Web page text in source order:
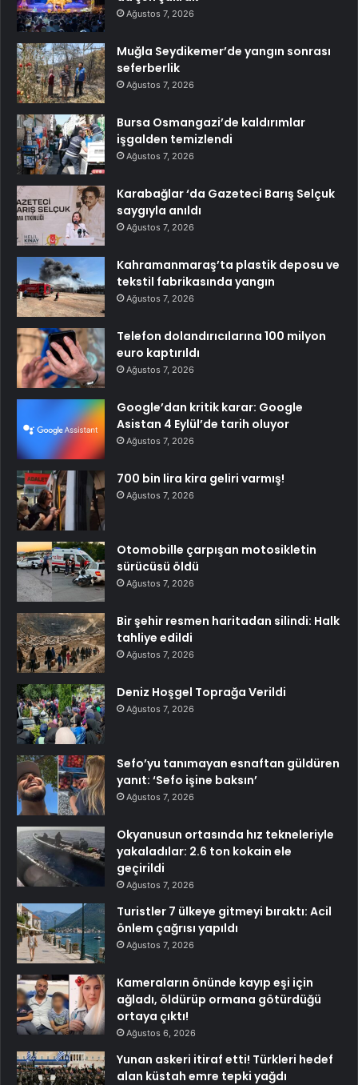
Ağustos 7, 2026
Muğla Seydikemer’de yangın sonrası
seferberlik
Ağustos 7, 2026
Bursa Osmangazi’de kaldırımlar
işgalden temizlendi
Ağustos 7, 2026
Karabağlar ‘da Gazeteci Barış Selçuk
saygıyla anıldı
Ağustos 7, 2026
Kahramanmaraş’ta plastik deposu ve
tekstil fabrikasında yangın
Ağustos 7, 2026
Telefon dolandırıcılarına 100 milyon
euro kaptırıldı
Ağustos 7, 2026
Google’dan kritik karar: Google
Asistan 4 Eylül’de tarih oluyor
Ağustos 7, 2026
700 bin lira kira geliri varmış!
Ağustos 7, 2026
Otomobille çarpışan motosikletin
sürücüsü öldü
Ağustos 7, 2026
Bir şehir resmen haritadan silindi: Halk
tahliye edildi
Ağustos 7, 2026
Deniz Hoşgel Toprağa Verildi
Ağustos 7, 2026
Sefo’yu tanımayan esnaftan güldüren
yanıt: ‘Sefo işine baksın’
Ağustos 7, 2026
Okyanusun ortasında hız tekneleriyle
yakaladılar: 2.6 ton kokain ele
geçirildi
Ağustos 7, 2026
Turistler 7 ülkeye gitmeyi bıraktı: Acil
önlem çağrısı yapıldı
Ağustos 7, 2026
Kameraların önünde kayıp eşi için
ağladı, öldürüp ormana götürdüğü
ortaya çıktı!
Ağustos 6, 2026
Yunan askeri itiraf etti! Türkleri hedef
alan küstah emre tepki yağdı